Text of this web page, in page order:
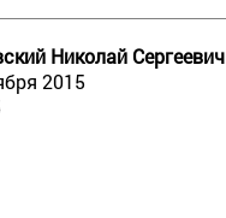
Николай Сергеевич
2015